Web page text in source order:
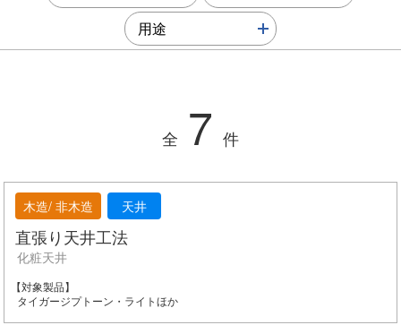
用途
全 7 件
直張り天井工法
木造/ 非木造 天井
化粧天井
タイガージプトーン・ライトほか